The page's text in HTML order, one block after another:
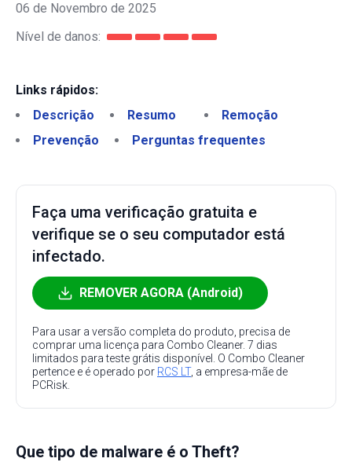
06 de Novembro de 2025
Nível de danos:
Links rápidos:
Descrição
Resumo
Remoção
Prevenção
Perguntas frequentes
Faça uma verificação gratuita e
verifique se o seu computador está
infectado.
REMOVER AGORA (Android)
Para usar a versão completa do produto, precisa de
comprar uma licença para Combo Cleaner. 7 dias
limitados para teste grátis disponível. O Combo Cleaner
pertence e é operado por RCS LT, a empresa-mãe de
PCRisk.
Que tipo de malware é o Theft?